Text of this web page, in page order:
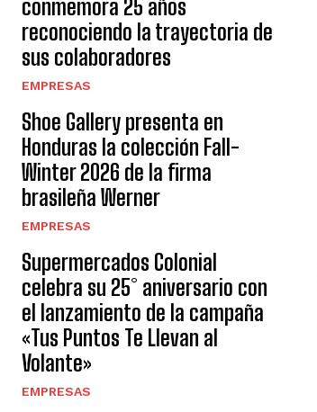
conmemora 25 años
reconociendo la trayectoria de
sus colaboradores
EMPRESAS
Shoe Gallery presenta en
Honduras la colección Fall-
Winter 2026 de la firma
brasileña Werner
EMPRESAS
Supermercados Colonial
celebra su 25° aniversario con
el lanzamiento de la campaña
«Tus Puntos Te Llevan al
Volante»
EMPRESAS